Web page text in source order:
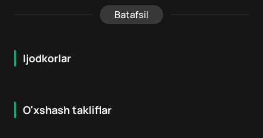
Batafsil
Ijodkorlar
O'xshash takliflar
16 + 7.9